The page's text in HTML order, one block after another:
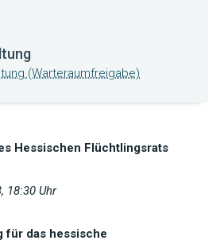
(Warteraumfreigabe)
Hessischen Flüchtlingsrats
18:30 Uhr
für das hessische